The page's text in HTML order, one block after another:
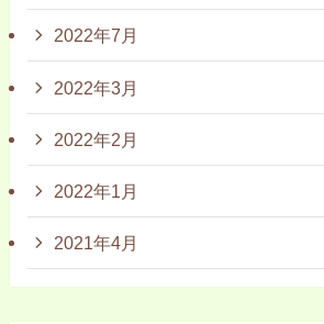
2022年7月
2022年3月
2022年2月
2022年1月
2021年4月